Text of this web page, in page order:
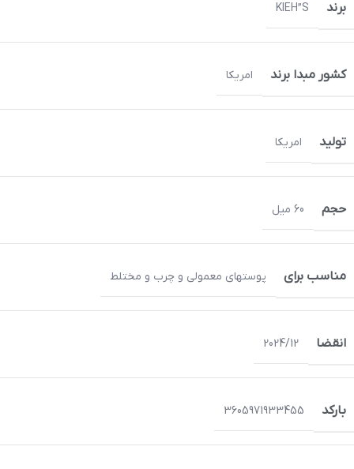
برند KIEH”S
کشور مبدا برند امریکا
تولید امریکا
حجم 60 میل
مناسب برای پوستهای معمولی و چرب و مختلط
انقضا 2024/12
بارکد 3605971933455